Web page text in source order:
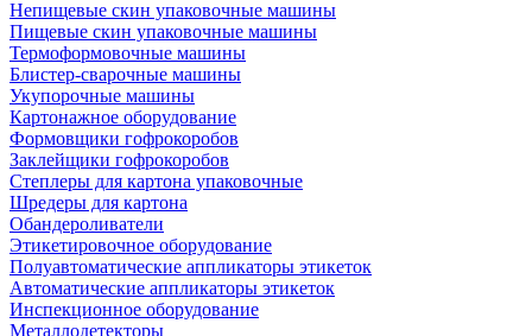
Непищевые скин упаковочные машины
Пищевые скин упаковочные машины
Термоформовочные машины
Блистер-сварочные машины
Укупорочные машины
Картонажное оборудование
Формовщики гофрокоробов
Заклейщики гофрокоробов
Степлеры для картона упаковочные
Шредеры для картона
Обандероливатели
Этикетировочное оборудование
Полуавтоматические аппликаторы этикеток
Автоматические аппликаторы этикеток
Инспекционное оборудование
Металлодетекторы